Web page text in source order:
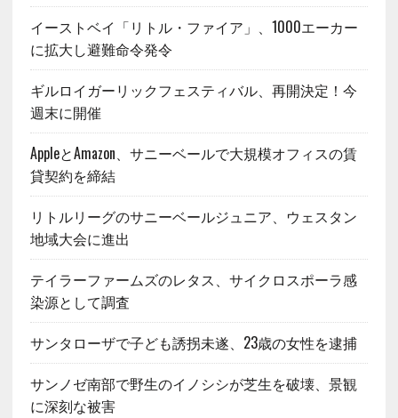
イーストベイ「リトル・ファイア」、1000エーカー
に拡大し避難命令発令
ギルロイガーリックフェスティバル、再開決定！今
週末に開催
AppleとAmazon、サニーベールで大規模オフィスの賃
貸契約を締結
リトルリーグのサニーベールジュニア、ウェスタン
地域大会に進出
テイラーファームズのレタス、サイクロスポーラ感
染源として調査
サンタローザで子ども誘拐未遂、23歳の女性を逮捕
サンノゼ南部で野生のイノシシが芝生を破壊、景観
に深刻な被害